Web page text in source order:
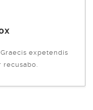
expetendis
recusabo.